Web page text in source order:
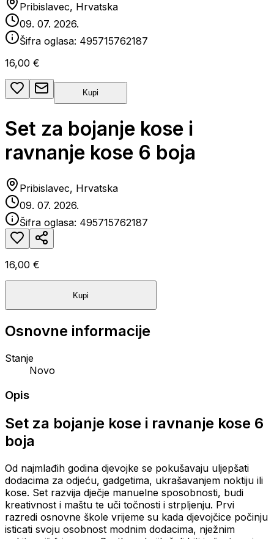
Pribislavec, Hrvatska
09. 07. 2026.
Šifra oglasa: 495715762187
16,00 €
Kupi
Set za bojanje kose i
ravnanje kose 6 boja
Pribislavec, Hrvatska
09. 07. 2026.
Šifra oglasa: 495715762187
16,00 €
Kupi
Osnovne informacije
Stanje
Novo
Opis
Set za bojanje kose i ravnanje kose 6
boja
Od najmlađih godina djevojke se pokušavaju uljepšati
dodacima za odjeću, gadgetima, ukrašavanjem noktiju ili
kose. Set razvija dječje manuelne sposobnosti, budi
kreativnost i maštu te uči točnosti i strpljenju. Prvi
razredi osnovne škole vrijeme su kada djevojčice počinju
isticati svoju osobnost modnim dodacima, nježnim